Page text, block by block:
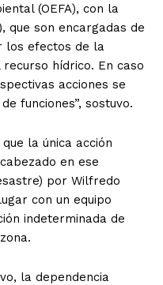
(OEFA), con la
que son encargadas de
los efectos de la
hídrico. En caso
acciones se
funciones”, sostuvo.
la única acción
en ese
por Wilfredo
con un equipo
indeterminada de
la dependencia